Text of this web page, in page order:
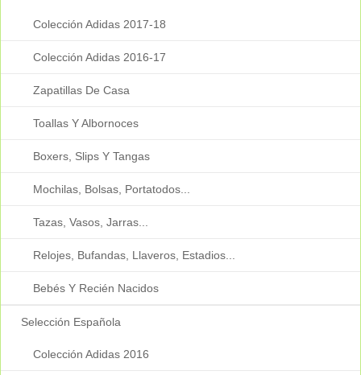
Colección Adidas 2017-18
Colección Adidas 2016-17
Zapatillas De Casa
Toallas Y Albornoces
Boxers, Slips Y Tangas
Mochilas, Bolsas, Portatodos...
Tazas, Vasos, Jarras...
Relojes, Bufandas, Llaveros, Estadios...
Bebés Y Recién Nacidos
Selección Española
Colección Adidas 2016